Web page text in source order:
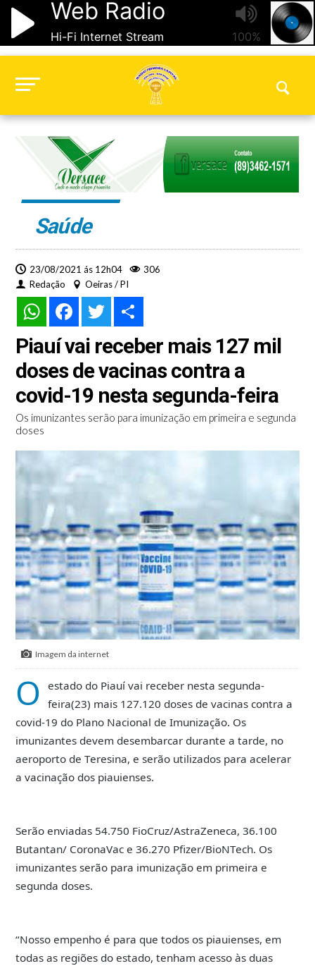
Saúde
23/08/2021 ás 12h04
306
Redação
Oeiras / PI
WhatsAppFacebookTwitter
Piauí vai receber mais 127 mil
doses de vacinas contra a
covid-19 nesta segunda-feira
Os imunizantes serão para imunização em primeira e segunda
doses
Imagem da internet
O
estado do Piauí vai receber nesta segunda-
feira(23) mais 127.120 doses de vacinas contra a
covid-19 do Plano Nacional de Imunização. Os
imunizantes devem desembarcar durante a tarde, no
aeroporto de Teresina, e serão utilizados para acelerar
a vacinação dos piauienses.
Serão enviadas 54.750 FioCruz/AstraZeneca, 36.100
Butantan/ CoronaVac e 36.270 Pfizer/BioNTech. Os
imunizantes serão para imunização em primeira e
segunda doses.
“Nosso empenho é para que todos os piauienses, em
todas as regiões do estado, tenham acesso às duas